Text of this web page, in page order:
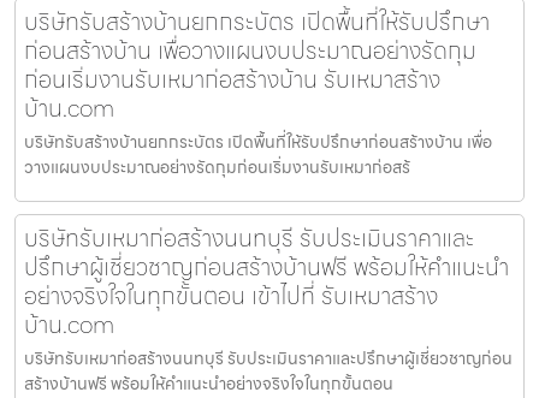
บริษัทรับสร้างบ้านยกกระบัตร เปิดพื้นที่ให้รับปรึกษา
ก่อนสร้างบ้าน เพื่อวางแผนงบประมาณอย่างรัดกุม
ก่อนเริ่มงานรับเหมาก่อสร้างบ้าน รับเหมาสร้าง
บ้าน.com
บริษัทรับสร้างบ้านยกกระบัตร เปิดพื้นที่ให้รับปรึกษาก่อนสร้างบ้าน เพื่อ
วางแผนงบประมาณอย่างรัดกุมก่อนเริ่มงานรับเหมาก่อสร้
บริษัทรับเหมาก่อสร้างนนทบุรี รับประเมินราคาและ
ปรึกษาผู้เชี่ยวชาญก่อนสร้างบ้านฟรี พร้อมให้คำแนะนำ
อย่างจริงใจในทุกขั้นตอน เข้าไปที่ รับเหมาสร้าง
บ้าน.com
บริษัทรับเหมาก่อสร้างนนทบุรี รับประเมินราคาและปรึกษาผู้เชี่ยวชาญก่อน
สร้างบ้านฟรี พร้อมให้คำแนะนำอย่างจริงใจในทุกขั้นตอน